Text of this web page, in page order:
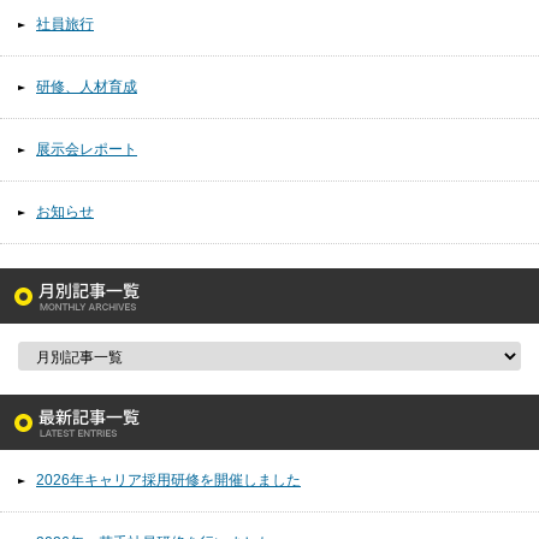
社員旅行
研修、人材育成
展示会レポート
お知らせ
2026年キャリア採用研修を開催しました